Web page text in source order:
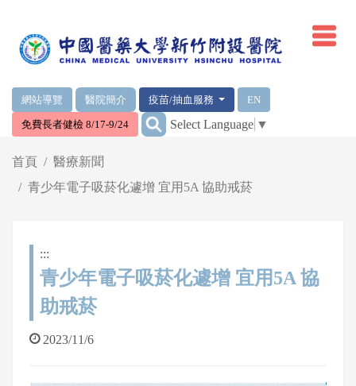
網站導覽 醫院簡介 疫苗/抽血服務 EN
免費長者健檢 8/17-9/24 ::: Select Language ▼
首頁
醫療新聞
青少年電子吸菸化遽增 宜用5A 協助戒菸
:::
青少年電子吸菸化遽增 宜用5A 協
助戒菸
2023/11/6